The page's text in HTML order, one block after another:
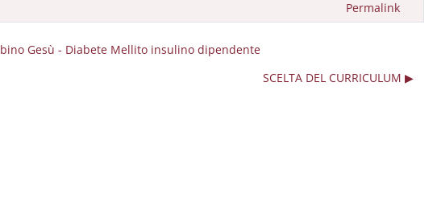
Permalink
Gesù - Diabete Mellito insulino dipendente
SCELTA DEL CURRICULUM ▶︎